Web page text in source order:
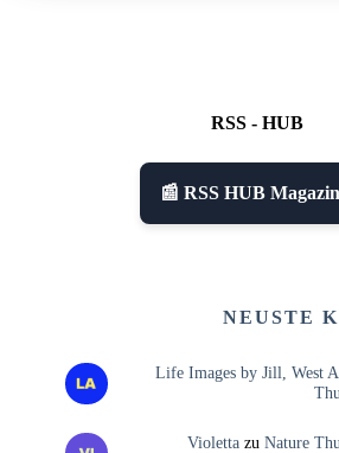
RSS - HUB
📰 RSS HUB
NEUSTE
Life Images by Jill, West
Violettazu Nature